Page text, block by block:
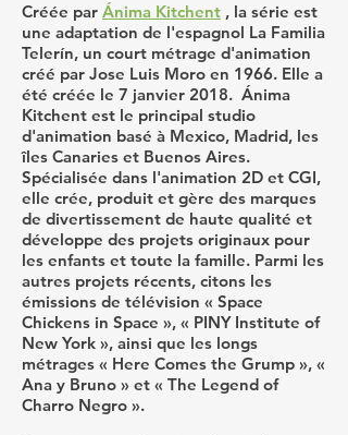
Créée par Ánima Kitchent , la série est
une adaptation de l'espagnol La Familia
Telerín, un court métrage d'animation
créé par Jose Luis Moro en 1966. Elle a
été créée le 7 janvier 2018. Ánima
Kitchent est le principal studio
d'animation basé à Mexico, Madrid, les
îles Canaries et Buenos Aires.
Spécialisée dans l'animation 2D et CGI,
elle crée, produit et gère des marques
de divertissement de haute qualité et
développe des projets originaux pour
les enfants et toute la famille. Parmi les
autres projets récents, citons les
émissions de télévision « Space
Chickens in Space », « PINY Institute of
New York », ainsi que les longs
métrages « Here Comes the Grump », «
Ana y Bruno » et « The Legend of
Charro Negro ».